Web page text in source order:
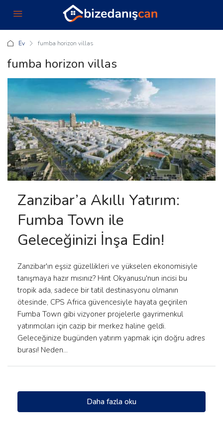
Ev fumba horizon villas
fumba horizon villas
Zanzibar’a Akıllı Yatırım:
Fumba Town ile
Geleceğinizi İnşa Edin!
Zanzibar'ın eşsiz güzellikleri ve yükselen ekonomisiyle
tanışmaya hazır mısınız? Hint Okyanusu'nun incisi bu
tropik ada, sadece bir tatil destinasyonu olmanın
ötesinde, CPS Africa güvencesiyle hayata geçirilen
Fumba Town gibi vizyoner projelerle gayrimenkul
yatırımcıları için cazip bir merkez haline geldi.
Geleceğinize bugünden yatırım yapmak için doğru adres
burası! Neden...
Daha fazla oku